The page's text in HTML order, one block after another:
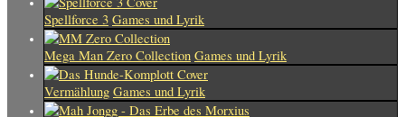
Spellforce 3 Games und Lyrik
Mega Man Zero Collection Games und Lyrik
Vermählung Games und Lyrik